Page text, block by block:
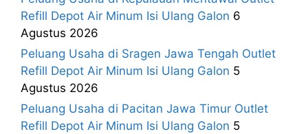
Refill Depot Air Minum Isi Ulang Galon 6
Agustus 2026
Peluang Usaha di Sragen Jawa Tengah Outlet
Refill Depot Air Minum Isi Ulang Galon 5
Agustus 2026
Peluang Usaha di Pacitan Jawa Timur Outlet
Refill Depot Air Minum Isi Ulang Galon 5